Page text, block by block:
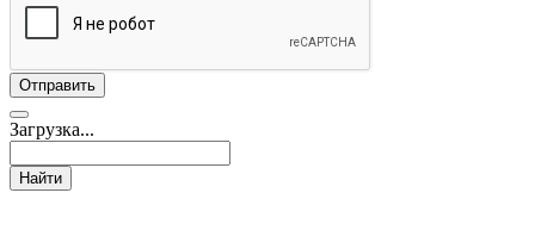
Загрузка...
Найти